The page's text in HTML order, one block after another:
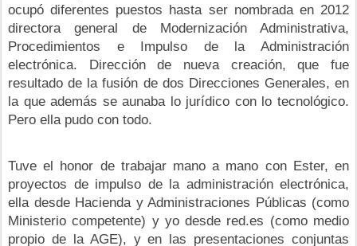
ocupó diferentes puestos hasta ser nombrada en 2012
directora general de Modernización Administrativa,
Procedimientos e Impulso de la Administración
electrónica. Dirección de nueva creación, que fue
resultado de la fusión de dos Direcciones Generales, en
la que además se aunaba lo jurídico con lo tecnológico.
Pero ella pudo con todo.
Tuve el honor de trabajar mano a mano con Ester, en
proyectos de impulso de la administración electrónica,
ella desde Hacienda y Administraciones Públicas (como
Ministerio competente) y yo desde red.es (como medio
propio de la AGE), y en las presentaciones conjuntas